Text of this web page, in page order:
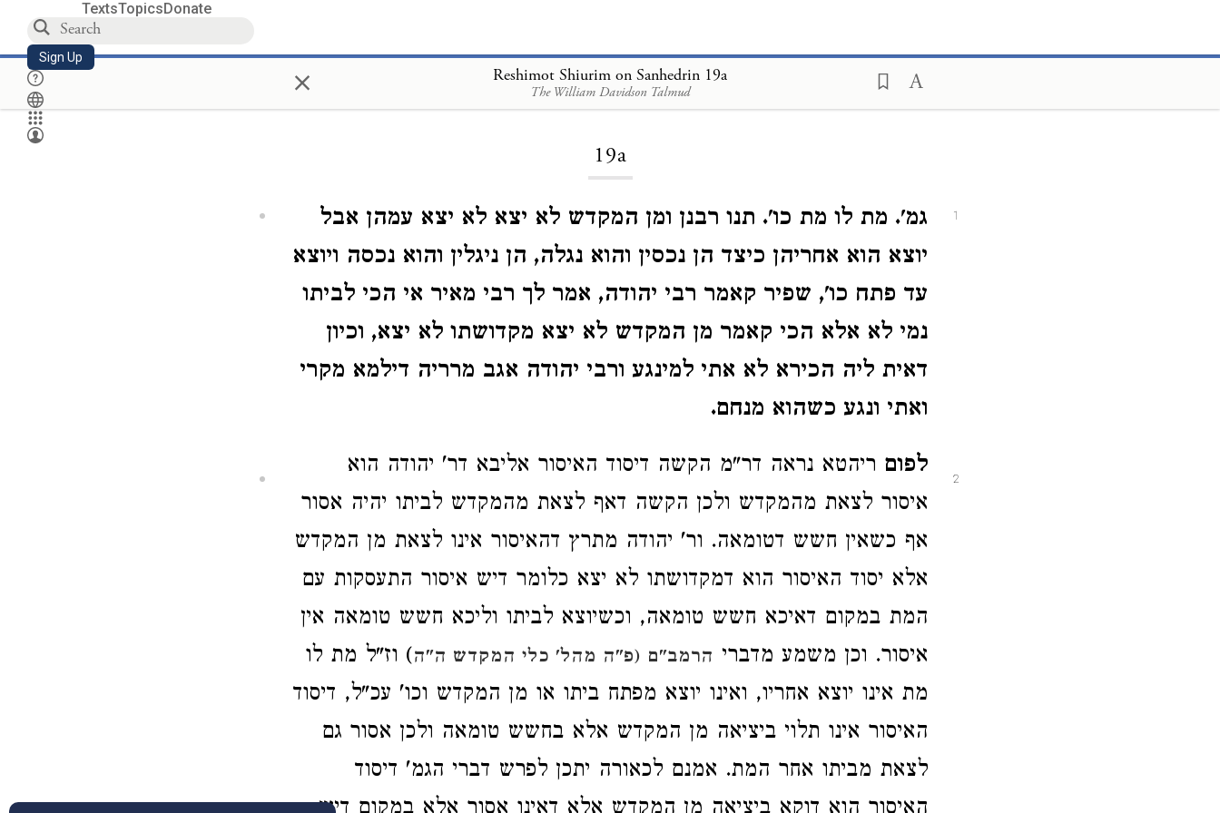
TextsTopicsDonate
Sign Up × Reshimot Shiurim on Sanhedrin 19a
The William Davidson Talmud
Loading...
19a
1
גמ'. מת לו מת כו'. תנו רבנן ומן המקדש לא יצא לא יצא עמהן אבל
יוצא הוא אחריהן כיצד הן נכסין והוא נגלה, הן ניגלין והוא נכסה ויוצא
עד פתח כו', שפיר קאמר רבי יהודה, אמר לך רבי מאיר אי הכי לביתו
נמי לא אלא הכי קאמר מן המקדש לא יצא מקדושתו לא יצא, וכיון
דאית ליה הכירא לא אתי למינגע ורבי יהודה אגב מרריה דילמא מקרי
ואתי ונגע כשהוא מנחם.
2 לפום ריהטא נראה דר"מ הקשה דיסוד האיסור אליבא דר' יהודה הוא
איסור לצאת מהמקדש ולכן הקשה דאף לצאת מהמקדש לביתו יהיה אסור
אף כשאין חשש דטומאה. ור' יהודה מתרץ דהאיסור אינו לצאת מן המקדש
אלא יסוד האיסור הוא דמקדושתו לא יצא כלומר דיש איסור התעסקות עם
המת במקום דאיכא חשש טומאה, וכשיוצא לביתו וליכא חשש טומאה אין
איסור. וכן משמע מדברי הרמב"ם (פ"ה מהל' כלי המקדש ה"ה) וז"ל מת לו
מת אינו יוצא אחריו, ואינו יוצא מפתח ביתו או מן המקדש וכו' עכ"ל, דיסוד
האיסור אינו תלוי ביציאה מן המקדש אלא בחשש טומאה ולכן אסור גם
לצאת מביתו אחר המת. אמנם לכאורה יתכן לפרש דברי הגמ' דיסוד